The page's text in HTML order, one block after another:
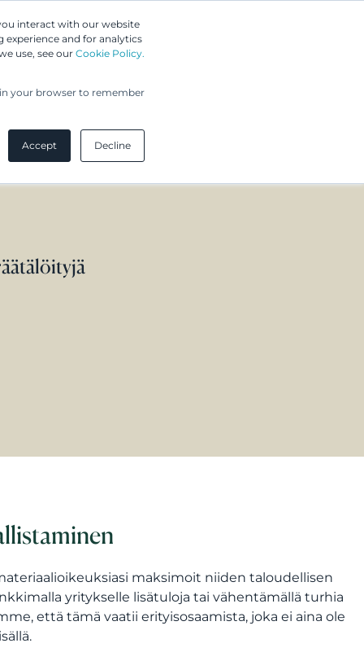
interact with our website
and for analytics
use, see our Cookie Policy.
your browser to remember
Accept Decline
Asiakkaamme
maksimoit niiden taloudellisen
yritykselle lisätuloja tai vähentämällä turhia
että tämä vaatii erityisosaamista, joka ei aina ole